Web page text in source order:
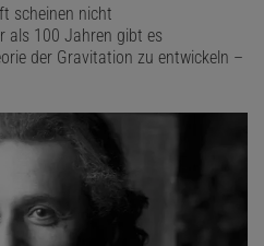
scheinen nicht
als 100 Jahren gibt es
der Gravitation zu entwickeln –